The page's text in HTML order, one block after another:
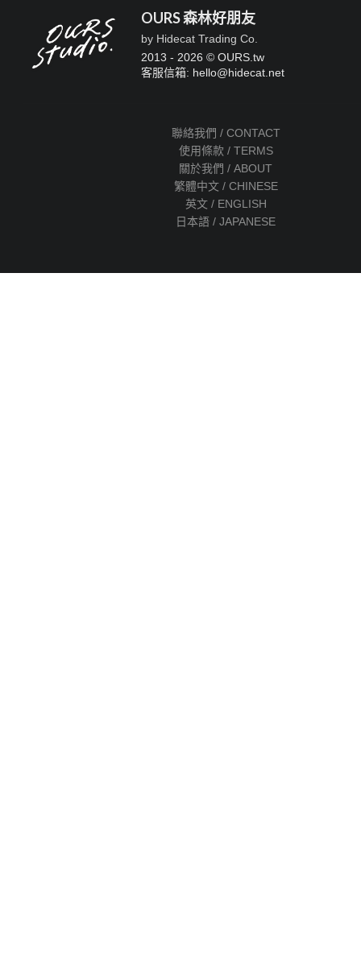
OURS 森林好朋友
by Hidecat Trading Co.
2013 - 2026 © OURS.tw
客服信箱: hello@hidecat.net
聯絡我們 / CONTACT
使用條款 / TERMS
關於我們 / ABOUT
繁體中文 / CHINESE
英文 / ENGLISH
日本語 / JAPANESE